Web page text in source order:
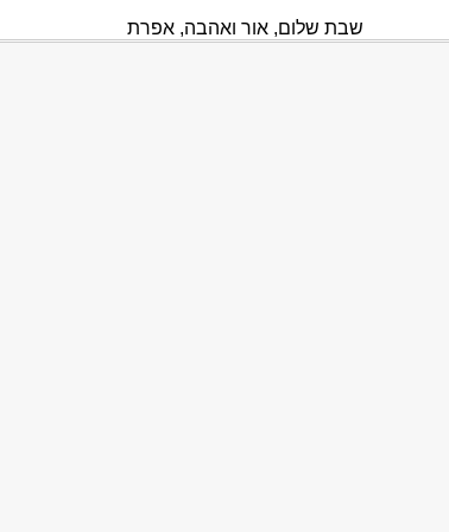
שבת שלום, אור ואהבה, אפרת